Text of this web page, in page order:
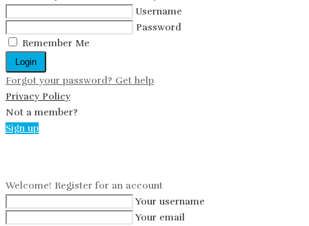
Username
Password
Remember Me
Login
Forgot your password? Get help
Privacy Policy
Not a member?
Sign up
Welcome! Register for an account
Your username
Your email